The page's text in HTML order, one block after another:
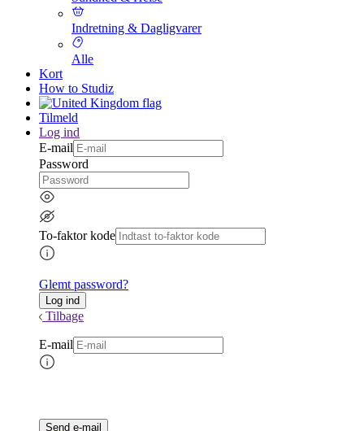
Indretning & Dagligvarer
Alle
Kort
How to Studiz
Tilmeld
Log ind
E-mail
Password
To-faktor kode
Glemt password?
Tilbage
E-mail